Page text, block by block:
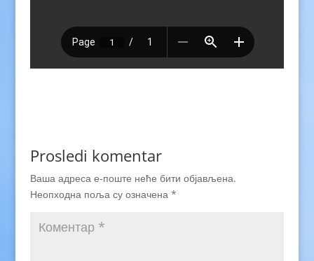
Prosledi komentar
Ваша адреса е-поште неће бити објављена.
Неопходна поља су означена *